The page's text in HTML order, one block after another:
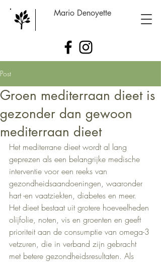
Mario Denoyette
Post
Groen mediterraan dieet is
gezonder dan gewoon
mediterraan dieet
Het mediterrane dieet wordt al lang
geprezen als een belangrijke medische
interventie voor een reeks van
gezondheidsaandoeningen, waaronder
hart -en vaatziekten, diabetes en meer.
Het dieet bestaat uit grotere hoeveelheden
olijfolie, noten, vis en groenten en geeft
prioriteit aan de consumptie van omega-3
vetzuren, die in verband zijn gebracht
met betere gezondheidsresultaten. Als